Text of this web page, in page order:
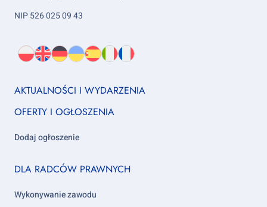
NIP 526 025 09 43
Wybierz
język:
PL
O
EN
About
DE
About
UK
About
ES
About
IT
About
FR
About
Footer
1
AKTUALNOŚCI I WYDARZENIA
OFERTY I OGŁOSZENIA
Dodaj ogłoszenie
Footer
2
DLA RADCÓW PRAWNYCH
Wykonywanie zawodu